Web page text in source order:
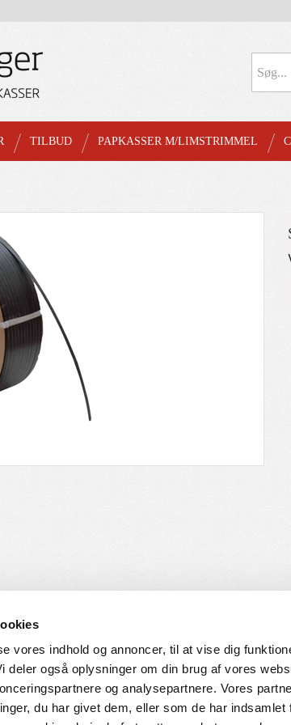
vores indhold og annoncer, til at vise dig
deler også oplysninger om din brug af vores
og analysepartnere. Vores
du har givet dem, eller som de har indsamlet
TILBUD PAPKASSER M/LIMSTRIMMEL
HVORDAN
Login til web-shop